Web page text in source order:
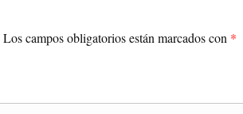
Los campos obligatorios están marcados con *